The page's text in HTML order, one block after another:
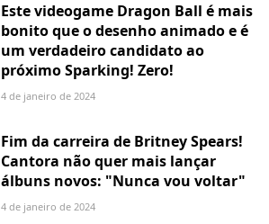
Este videogame Dragon Ball é mais
bonito que o desenho animado e é
um verdadeiro candidato ao
próximo Sparking! Zero!
4 de janeiro de 2024
Fim da carreira de Britney Spears!
Cantora não quer mais lançar
álbuns novos: "Nunca vou voltar"
4 de janeiro de 2024